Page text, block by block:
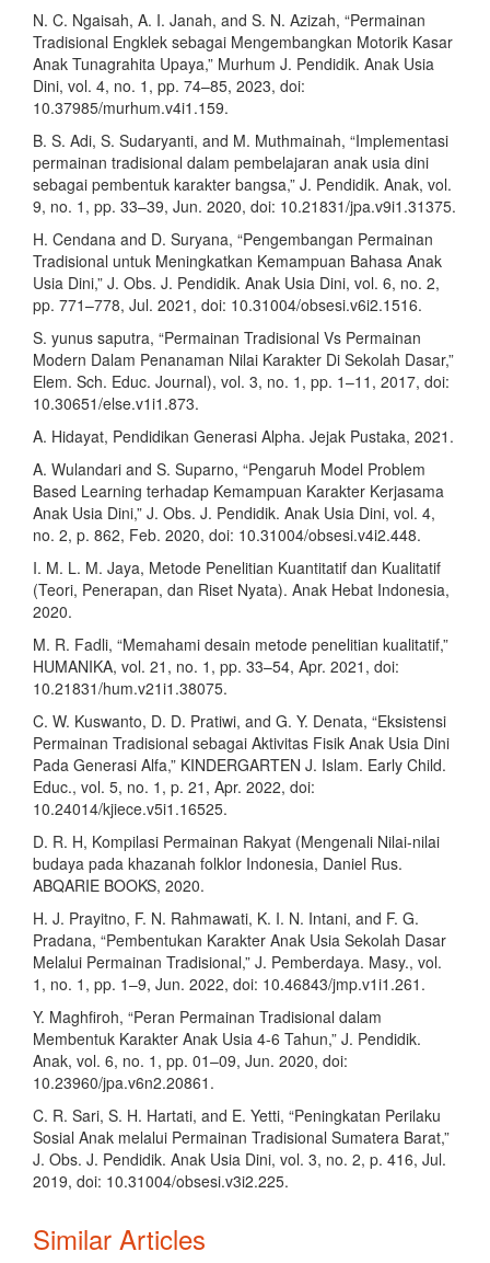
N. C. Ngaisah, A. I. Janah, and S. N. Azizah, “Permainan
Tradisional Engklek sebagai Mengembangkan Motorik Kasar
Anak Tunagrahita Upaya,” Murhum J. Pendidik. Anak Usia
Dini, vol. 4, no. 1, pp. 74–85, 2023, doi:
10.37985/murhum.v4i1.159.
B. S. Adi, S. Sudaryanti, and M. Muthmainah, “Implementasi
permainan tradisional dalam pembelajaran anak usia dini
sebagai pembentuk karakter bangsa,” J. Pendidik. Anak, vol.
9, no. 1, pp. 33–39, Jun. 2020, doi: 10.21831/jpa.v9i1.31375.
H. Cendana and D. Suryana, “Pengembangan Permainan
Tradisional untuk Meningkatkan Kemampuan Bahasa Anak
Usia Dini,” J. Obs. J. Pendidik. Anak Usia Dini, vol. 6, no. 2,
pp. 771–778, Jul. 2021, doi: 10.31004/obsesi.v6i2.1516.
S. yunus saputra, “Permainan Tradisional Vs Permainan
Modern Dalam Penanaman Nilai Karakter Di Sekolah Dasar,”
Elem. Sch. Educ. Journal), vol. 3, no. 1, pp. 1–11, 2017, doi:
10.30651/else.v1i1.873.
A. Hidayat, Pendidikan Generasi Alpha. Jejak Pustaka, 2021.
A. Wulandari and S. Suparno, “Pengaruh Model Problem
Based Learning terhadap Kemampuan Karakter Kerjasama
Anak Usia Dini,” J. Obs. J. Pendidik. Anak Usia Dini, vol. 4,
no. 2, p. 862, Feb. 2020, doi: 10.31004/obsesi.v4i2.448.
I. M. L. M. Jaya, Metode Penelitian Kuantitatif dan Kualitatif
(Teori, Penerapan, dan Riset Nyata). Anak Hebat Indonesia,
2020.
M. R. Fadli, “Memahami desain metode penelitian kualitatif,”
HUMANIKA, vol. 21, no. 1, pp. 33–54, Apr. 2021, doi:
10.21831/hum.v21i1.38075.
C. W. Kuswanto, D. D. Pratiwi, and G. Y. Denata, “Eksistensi
Permainan Tradisional sebagai Aktivitas Fisik Anak Usia Dini
Pada Generasi Alfa,” KINDERGARTEN J. Islam. Early Child.
Educ., vol. 5, no. 1, p. 21, Apr. 2022, doi:
10.24014/kjiece.v5i1.16525.
D. R. H, Kompilasi Permainan Rakyat (Mengenali Nilai-nilai
budaya pada khazanah folklor Indonesia, Daniel Rus.
ABQARIE BOOKS, 2020.
H. J. Prayitno, F. N. Rahmawati, K. I. N. Intani, and F. G.
Pradana, “Pembentukan Karakter Anak Usia Sekolah Dasar
Melalui Permainan Tradisional,” J. Pemberdaya. Masy., vol.
1, no. 1, pp. 1–9, Jun. 2022, doi: 10.46843/jmp.v1i1.261.
Y. Maghfiroh, “Peran Permainan Tradisional dalam
Membentuk Karakter Anak Usia 4-6 Tahun,” J. Pendidik.
Anak, vol. 6, no. 1, pp. 01–09, Jun. 2020, doi:
10.23960/jpa.v6n2.20861.
C. R. Sari, S. H. Hartati, and E. Yetti, “Peningkatan Perilaku
Sosial Anak melalui Permainan Tradisional Sumatera Barat,”
J. Obs. J. Pendidik. Anak Usia Dini, vol. 3, no. 2, p. 416, Jul.
2019, doi: 10.31004/obsesi.v3i2.225.
Similar Articles